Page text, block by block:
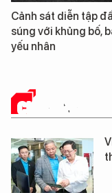
Trung Quốc phát
cao su tự nhiên” từ
loài cỏ dại mọc trên
CHUYỂN ĐỔI SỐ